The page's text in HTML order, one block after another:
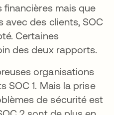
mais que
avec des clients, SOC
Certaines
des deux rapports.
un nouvel onglet
organisations
SOC 1. Mais la prise
de sécurité est